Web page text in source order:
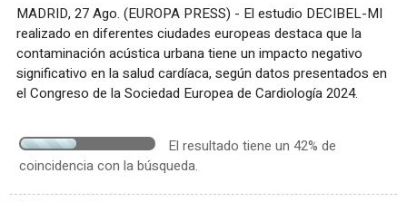
MADRID, 27 Ago. (EUROPA PRESS) - El estudio DECIBEL-MI
realizado en diferentes ciudades europeas destaca que la
contaminación acústica urbana tiene un impacto negativo
significativo en la salud cardíaca, según datos presentados en
el Congreso de la Sociedad Europea de Cardiología 2024.
El resultado tiene un 42% de
coincidencia con la búsqueda.